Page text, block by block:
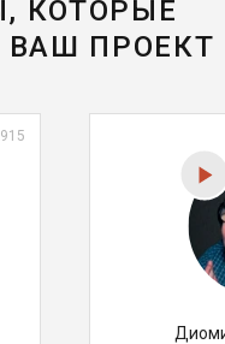
КОТОРЫЕ
ВАШ ПРОЕКТ